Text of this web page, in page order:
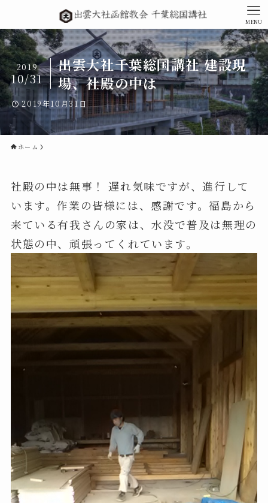
MENU
出雲大社千葉総国講社 建設現
場、社殿の中は
2019
10/31
2019年10月31日
ホーム
社殿の中は無事！ 遅れ気味ですが、進行して
います。作業の皆様には、感謝です。福島から
来ている有我さんの家は、水没で普及は無理の
状態の中、頑張ってくれています。